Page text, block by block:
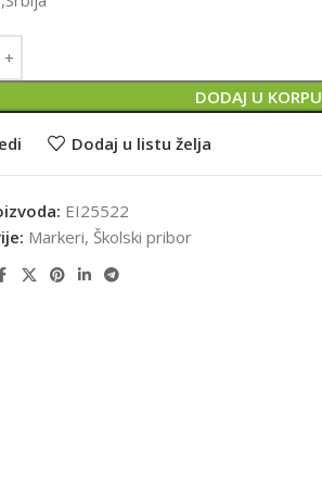
DODAJ U KORPU
Dodaj u listu želja
EI25522
Markeri, Školski pribor